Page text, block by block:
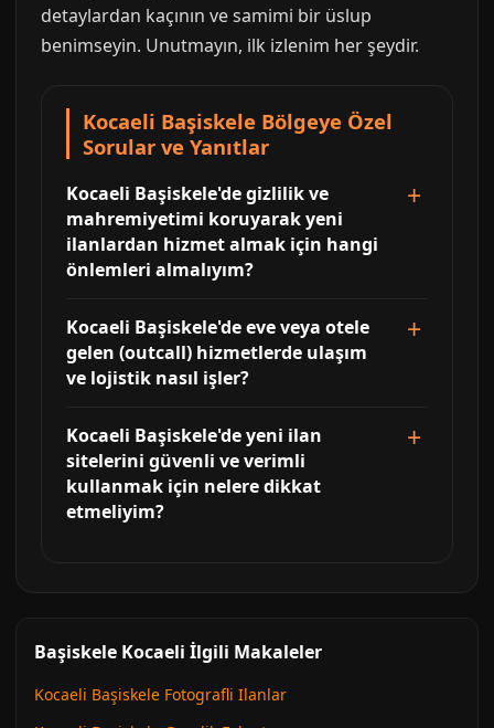
detaylardan kaçının ve samimi bir üslup
benimseyin. Unutmayın, ilk izlenim her şeydir.
Kocaeli Başiskele Bölgeye Özel
Sorular ve Yanıtlar
Kocaeli Başiskele'de gizlilik ve
mahremiyetimi koruyarak yeni
ilanlardan hizmet almak için hangi
önlemleri almalıyım?
Kocaeli Başiskele'de eve veya otele
gelen (outcall) hizmetlerde ulaşım
ve lojistik nasıl işler?
Kocaeli Başiskele'de yeni ilan
sitelerini güvenli ve verimli
kullanmak için nelere dikkat
etmeliyim?
Başiskele Kocaeli İlgili Makaleler
Kocaeli Başiskele Fotografli Ilanlar